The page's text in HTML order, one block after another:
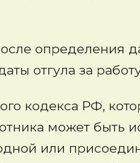
определения
отгула за
кодекса РФ,
может быть
или